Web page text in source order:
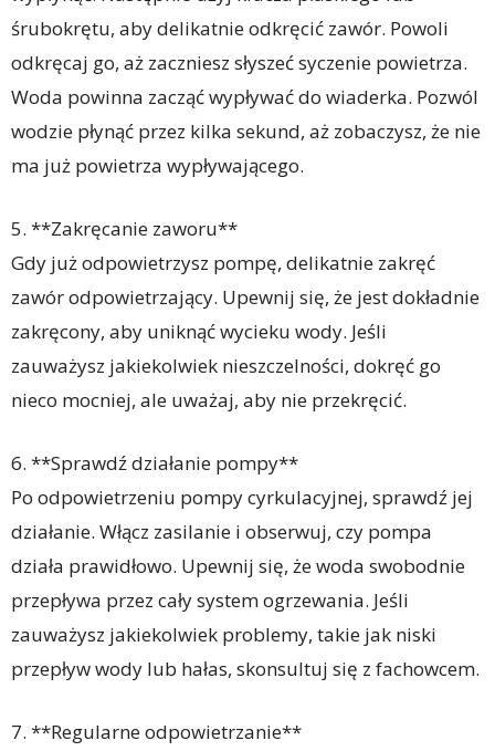
śrubokrętu, aby delikatnie odkręcić zawór. Powoli
odkręcaj go, aż zaczniesz słyszeć syczenie powietrza.
Woda powinna zacząć wypływać do wiaderka. Pozwól
wodzie płynąć przez kilka sekund, aż zobaczysz, że nie
ma już powietrza wypływającego.
5. **Zakręcanie zaworu**
Gdy już odpowietrzysz pompę, delikatnie zakręć
zawór odpowietrzający. Upewnij się, że jest dokładnie
zakręcony, aby uniknąć wycieku wody. Jeśli
zauważysz jakiekolwiek nieszczelności, dokręć go
nieco mocniej, ale uważaj, aby nie przekręcić.
6. **Sprawdź działanie pompy**
Po odpowietrzeniu pompy cyrkulacyjnej, sprawdź jej
działanie. Włącz zasilanie i obserwuj, czy pompa
działa prawidłowo. Upewnij się, że woda swobodnie
przepływa przez cały system ogrzewania. Jeśli
zauważysz jakiekolwiek problemy, takie jak niski
przepływ wody lub hałas, skonsultuj się z fachowcem.
7. **Regularne odpowietrzanie**